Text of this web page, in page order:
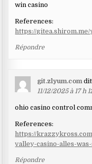
win casino
References:
https://
Répondre
git.zlyum.com dit
11/12/2025 à 17 h
ohio casino control
References:
https://
valley-casino-alles-
Répondre